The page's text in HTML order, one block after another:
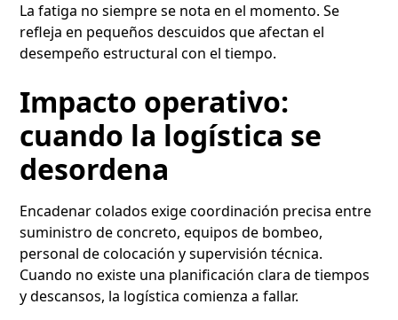
La fatiga no siempre se nota en el momento. Se
refleja en pequeños descuidos que afectan el
desempeño estructural con el tiempo.
Impacto operativo:
cuando la logística se
desordena
Encadenar colados exige coordinación precisa entre
suministro de concreto, equipos de bombeo,
personal de colocación y supervisión técnica.
Cuando no existe una planificación clara de tiempos
y descansos, la logística comienza a fallar.